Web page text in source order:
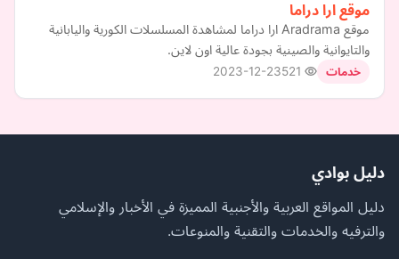
موقع ارا دراما
موقع Aradrama ارا دراما لمشاهدة المسلسلات الكورية واليابانية
والتايوانية والصينية بجودة عالية اون لاين.
خدمات 2023-12-23
دليل بوادي
دليل المواقع العربية والأجنبية المميزة في الأخبار والإسلامي
والترفيه والخدمات والتقنية والمنوعات.